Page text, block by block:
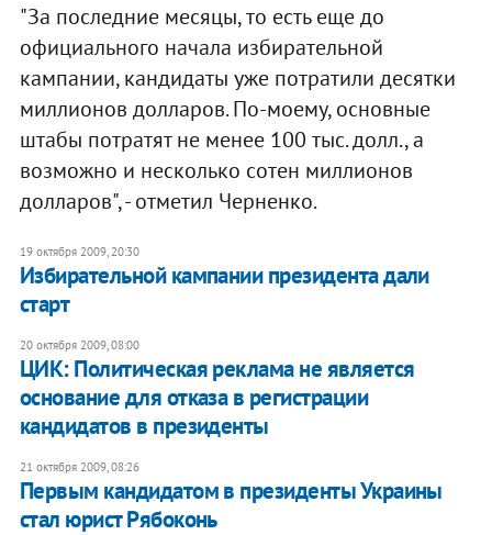
"За последние месяцы, то есть еще до
официального начала избирательной
кампании, кандидаты уже потратили десятки
миллионов долларов. По-моему, основные
штабы потратят не менее 100 тыс. долл., а
возможно и несколько сотен миллионов
долларов", - отметил Черненко.
19 октября 2009, 20:30
Избирательной кампании президента дали
старт
20 октября 2009, 08:00
ЦИК: Политическая реклама не является
основание для отказа в регистрации
кандидатов в президенты
21 октября 2009, 08:26
Первым кандидатом в президенты Украины
стал юрист Рябоконь